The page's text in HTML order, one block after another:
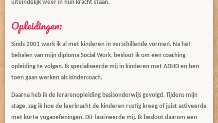
uiteindelijk weer in hun kracht staan.
Opleidingen:
Sinds 2001 werk ik al met kinderen in verschillende vormen. Na het
behalen van mijn diploma Social Work, besloot ik om een coaching
opleiding te volgen. Ik specialiseerde mij in kinderen met ADHD en ben
toen gaan werken als kindercoach.
Daarna heb ik de lerarenopleiding basisonderwijs gevolgd. Tijdens mijn
stage, zag ik hoe de leerkracht de kinderen rustig kreeg of juist activeerde
met korte yogaoefeningen. Dit fascineerde mij. Ik besloot daarom een